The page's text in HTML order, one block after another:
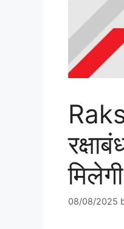
08/08/2025